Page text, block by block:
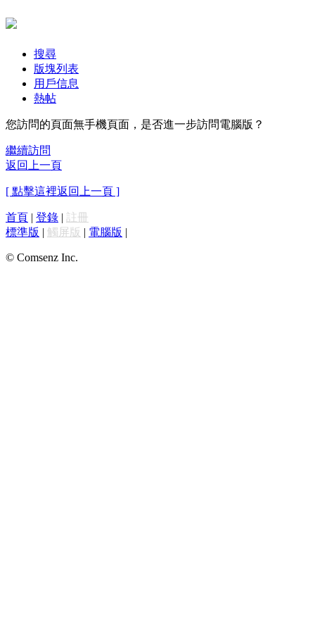
搜尋
版塊列表
用戶信息
熱帖
您訪問的頁面無手機頁面，是否進一步訪問電腦版？
繼續訪問
返回上一頁
[ 點擊這裡返回上一頁 ]
首頁 | 登錄 | 註冊
標準版 | 觸屏版 | 電腦版 |
© Comsenz Inc.